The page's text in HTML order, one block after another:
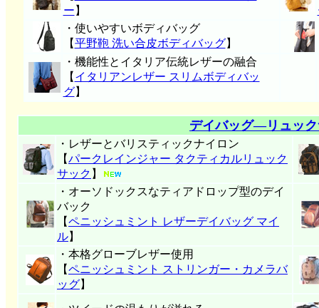
ー 】
・使いやすいボディバッグ
【平野鞄 洗い合皮ボディバッグ】
・機能性とイタリア伝統レザーの融合
【 イタリアンレザー スリムボディバッ
グ】
デイバッグ―リュッ
・レザーとバリスティックナイロン
【パークレインジャー タクティカルリュック
サック 】
・オーソドックスなティアドロップ型のデイ
バック
【ペニッシュミント レザーデイバッグ マイ
ル】
・本格グローブレザー使用
【ペニッシュミント ストリンガー・カメラバ
ッグ】